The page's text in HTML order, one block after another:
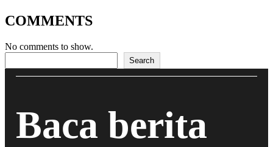
COMMENTS
No comments to show.
Search
Baca berita